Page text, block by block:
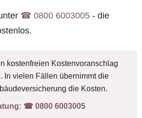
☎︎ 0800 6003005 - die
kostenfreien Kostenvoranschlag
In vielen Fällen übernimmt die
die Kosten.
☎︎ 0800 6003005